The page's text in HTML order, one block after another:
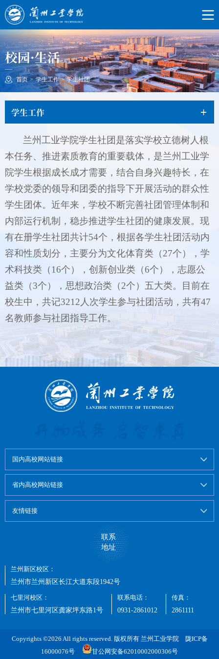
校园·生活
首页 > 学生工作 > 学生社团
学生工作
兰州工业学院学生社团是落实学校立德树人根
本任务、推进素质教育的重要载体，是兰州工业学
院学生根据成长成才需要，结合自身兴趣特长，在
学校党委的领导和团委的指导下开展活动的群众性
学生团体。近年来，学校不断完善社团管理体制和
内部运行机制，稳步推进学生社团的健康发展。现
有在册学生社团共计54个，根据各学生社团活动内
容和性质划分，主要分为文化体育类（27个），学
术科技类（16个），创新创业类（6个），志愿公
益类（3个），思想政治类（2个）五大类。目前在
校生中，共记3212人次学生参与社团活动，共有47
名教师参与社团指导工作。
国内高校网站链接
省内高校网站链接
友情链接
联系
地址
兰州新区校区：
兰州市兰州新区长江大道东段1942号
七里河校区：
兰州市七里河区龚家坪东路1号
联系电话：
0931-2861012
传真：
2861111
Copyrights ©2026 All rights reserved. 版权所有 兰州工业学院
陇ICP备
16000076号
甘公网安备62010002000306号